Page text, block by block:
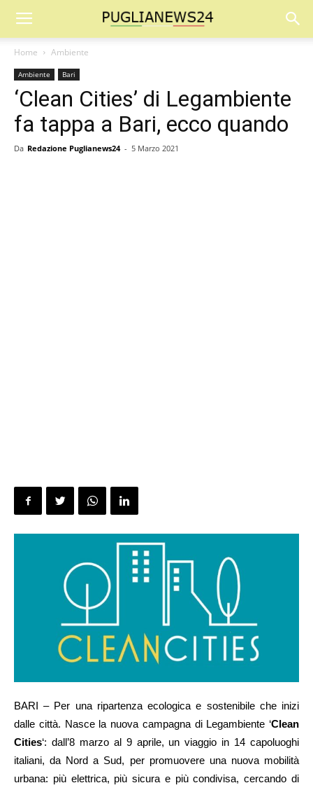
Home Ambiente
Ambiente Bari
‘Clean Cities’ di Legambiente
fa tappa a Bari, ecco quando
Da Redazione Puglianews24 - 5 Marzo 2021
BARI – Per una ripartenza ecologica e sostenibile che inizi
dalle città. Nasce la nuova campagna di Legambiente ‘Clean
Cities‘: dall’8 marzo al 9 aprile, un viaggio in 14 capoluoghi
italiani, da Nord a Sud, per promuovere una nuova mobilità
urbana: più elettrica, più sicura e più condivisa, cercando di